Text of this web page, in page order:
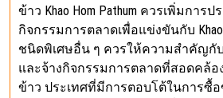
ข้าว Khao Hom Pathum ควรเพิ่มการ
กิจกรรมการตลาดเพื่อแข่งขันกับ Khao
ชนิดพิเศษอื่น ๆ ควรให้ความสำคัญกั
และจ้างกิจกรรมการตลาดที่สอดคล้อ
ข้าว ประเทศที่มีการตอบโต้ในการซื้